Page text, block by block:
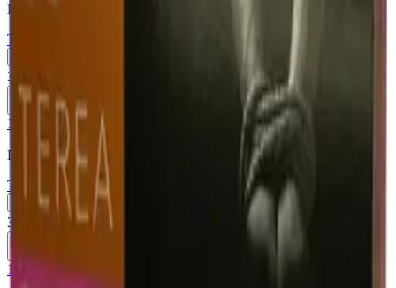
Казахстан (KZ)
Terea Silver KZ
370 ₽
В корзину
18+ Мне исполнилось 18 лет
Казахстан (KZ)
Terea Zing Wave KZ
Пачка
370 ₽
18+